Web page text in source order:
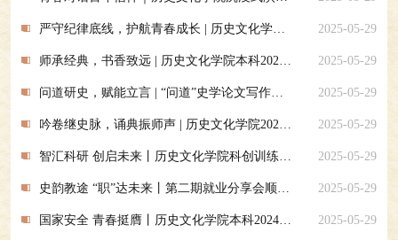
2025-05-29
2025-05-29
2025-05-29
2025-05-29
2025-05-29
2025-05-29
2025-05-29